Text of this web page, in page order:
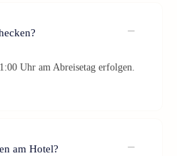
Uhr am Abreisetag erfolgen.
am Hotel?